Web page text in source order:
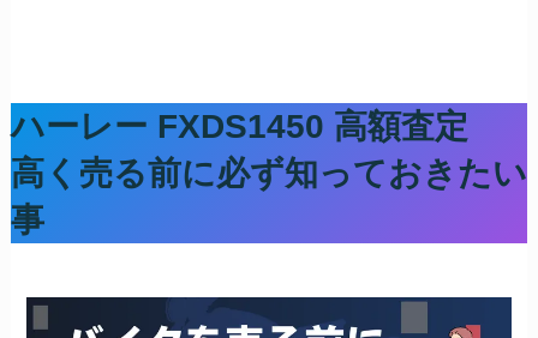
ハーレー FXDS1450 高額査定
高く売る前に必ず知っておきたい
事